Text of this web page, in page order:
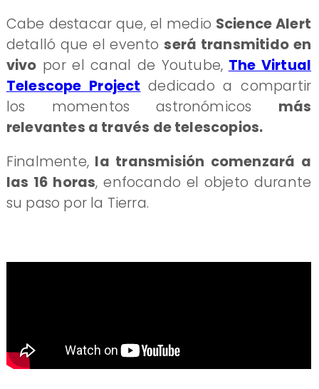
Cabe destacar que, el medio Science Alert
detalló que el eventoserá transmitido en
vivo por el canal de Youtube, The Virtual
Telescope Project dedicado a compartir
los momentos astronómicos más
relevantes a través de telescopios.
Finalmente,la transmisión comenzará a
las 16 horas, enfocando el objeto durante
su paso por la Tierra.